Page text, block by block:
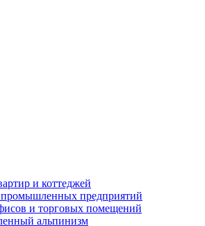
и коттеджей
предприятий
и торговых помещений
альпинизм